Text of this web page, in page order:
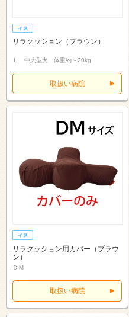
リラクッション（ブラウン）
Ｌ 中大型犬 体重約～20kg
取扱い病院
リラクッション用カバー（ブラウ
ン）
ＤＭ
取扱い病院